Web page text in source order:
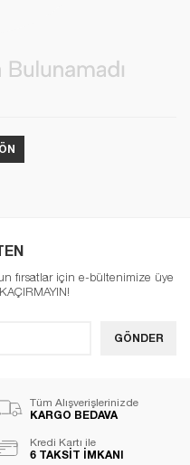
fırsatlar için e-bültenimize üye
GÖNDER
Tüm Alışverişlerinizde
KARGO BEDAVA
Kredi Kartı ile
6 TAKSİT İMKANI